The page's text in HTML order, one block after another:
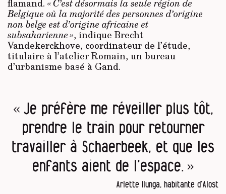
flamand. « C’est désormais la seule région de
Belgique où la majorité des personnes d’origine
non belge est d’origine africaine et
subsaharienne », indique Brecht
Vandekerckhove, coordinateur de l’étude,
titulaire à l’atelier Romain, un bureau
d’urbanisme basé à Gand.
« Je préfère me réveiller plus tôt,
prendre le train pour retourner
travailler à Schaerbeek, et que les
enfants aient de l’espace. »
Arlette Ilunga, habitante d’Alost